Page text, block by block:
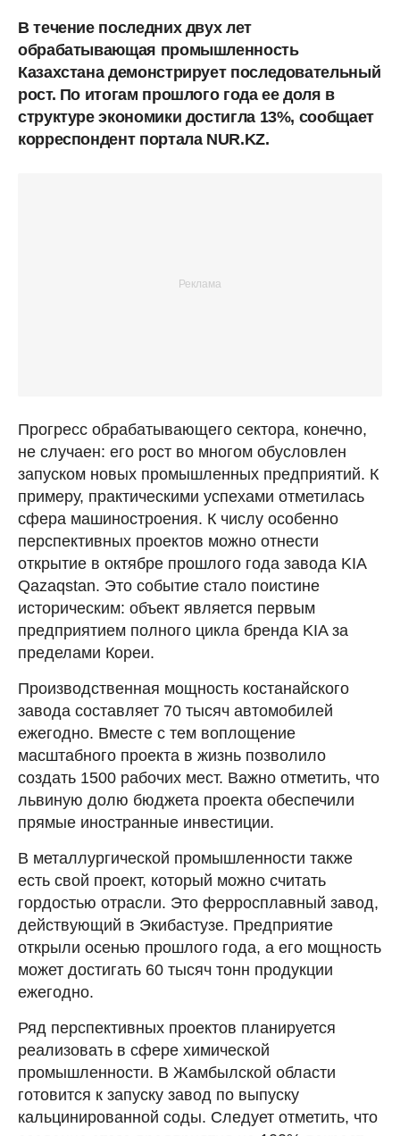
В течение последних двух лет
обрабатывающая промышленность
Казахстана демонстрирует последовательный
рост. По итогам прошлого года ее доля в
структуре экономики достигла 13%, сообщает
корреспондент портала NUR.KZ.
Прогресс обрабатывающего сектора, конечно,
не случаен: его рост во многом обусловлен
запуском новых промышленных предприятий. К
примеру, практическими успехами отметилась
сфера машиностроения. К числу особенно
перспективных проектов можно отнести
открытие в октябре прошлого года завода KIA
Qazaqstan. Это событие стало поистине
историческим: объект является первым
предприятием полного цикла бренда KIA за
пределами Кореи.
Производственная мощность костанайского
завода составляет 70 тысяч автомобилей
ежегодно. Вместе с тем воплощение
масштабного проекта в жизнь позволило
создать 1500 рабочих мест. Важно отметить, что
львиную долю бюджета проекта обеспечили
прямые иностранные инвестиции.
В металлургической промышленности также
есть свой проект, который можно считать
гордостью отрасли. Это ферросплавный завод,
действующий в Экибастузе. Предприятие
открыли осенью прошлого года, а его мощность
может достигать 60 тысяч тонн продукции
ежегодно.
Ряд перспективных проектов планируется
реализовать в сфере химической
промышленности. В Жамбылской области
готовится к запуску завод по выпуску
кальцинированной соды. Следует отметить, что